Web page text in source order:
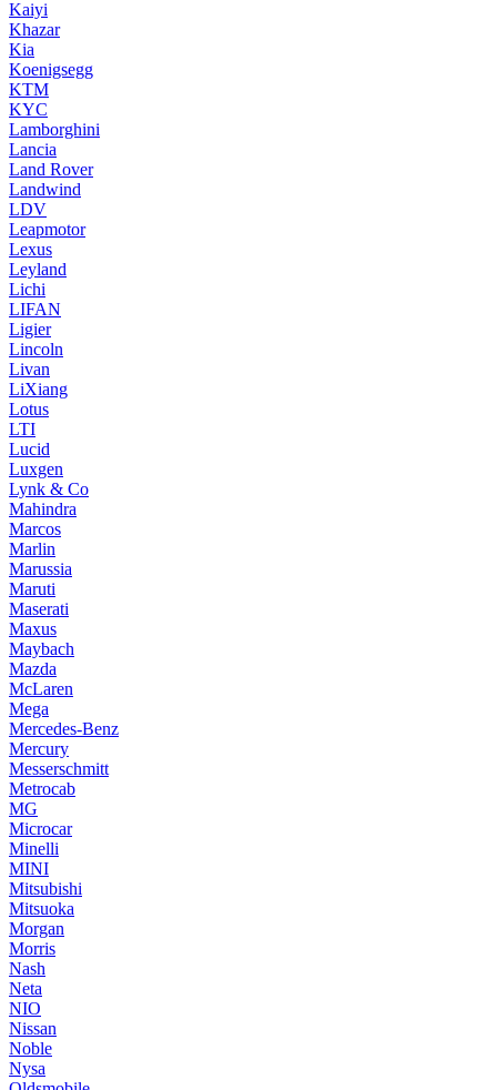
Kaiyi
Khazar
Kia
Koenigsegg
KTM
KYC
Lamborghini
Lancia
Land Rover
Landwind
LDV
Leapmotor
Lexus
Leyland
Lichi
LIFAN
Ligier
Lincoln
Livan
LiXiang
Lotus
LTI
Lucid
Luxgen
Lynk & Co
Mahindra
Marcos
Marlin
Marussia
Maruti
Maserati
Maxus
Maybach
Mazda
McLaren
Mega
Mercedes-Benz
Mercury
Messerschmitt
Metrocab
MG
Microcar
Minelli
MINI
Mitsubishi
Mitsuoka
Morgan
Morris
Nash
Neta
NIO
Nissan
Noble
Nysa